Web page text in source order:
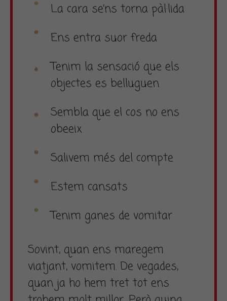
La cara se’ns torna pàl·lida
Ens entra suor freda
Tenim la sensació que els
objectes es belluguen
Sembla que el cos no ens
obeeix
Salivem més del compte
Estem cansats
Tenim ganes de vomitar
Sovint, quan ens maregem
viatjant, vomitem. De vegades,
quan ja ho hem tret tot ens